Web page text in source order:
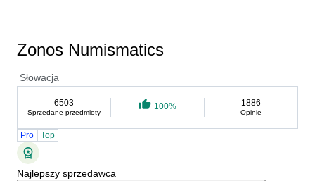
Zonos Numismatics
Słowacja
6503
Sprzedane przedmioty
100% 1886
Opinie
Pro Top
Najlepszy sprzedawca